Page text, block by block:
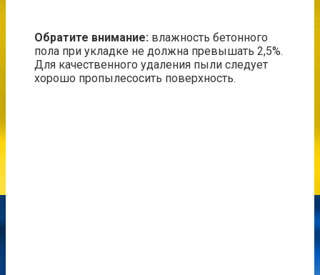
Обратите внимание: влажность бетонного
пола при укладке не должна превышать 2,5%.
Для качественного удаления пыли следует
хорошо пропылесосить поверхность.